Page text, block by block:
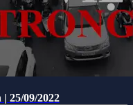
25/09/2022